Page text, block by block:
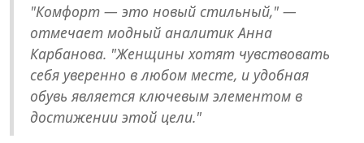
"Комфорт — это новый стильный," —
отмечает модный аналитик Анна
Карбанова. "Женщины хотят чувствовать
себя уверенно в любом месте, и удобная
обувь является ключевым элементом в
достижении этой цели."